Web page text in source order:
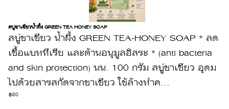
สบู่ชาเขียวน้ำผึ้ง GREEN TEA HONEY SOAP
สบู่ชาเขียว น้ำผึ้ง GREEN TEA-HONEY SOAP * ลด
เชื้อแบททีเรีย และต้านอนุมูลอิสระ * (anti bacteria
and skin protection) นน. 100 กรัม สบู่ชาเขียว อุดม
ไปด้วยสารสกัดจากชาเขียว ใช้ล้างทำค...
฿80